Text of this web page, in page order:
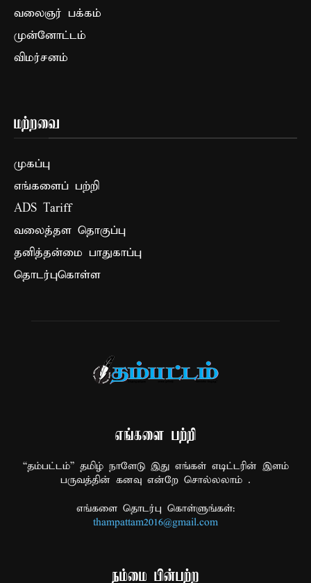
வலைஞர் பக்கம்
முன்னோட்டம்
விமர்சனம்
மற்றவை
முகப்பு
எங்களைப் பற்றி
ADS Tariff
வலைத்தள தொகுப்பு
தனித்தன்மை பாதுகாப்பு
தொடர்புகொள்ள
எங்களை பற்றி
“தம்பட்டம்” தமிழ் நாளேடு இது எங்கள் எடிட்டரின் இளம்
பருவத்தின் கனவு என்றே சொல்லலாம் .
எங்களை தொடர்பு கொள்ளுங்கள்:
thampattam2016@gmail.com
நம்மை பின்பற்ற